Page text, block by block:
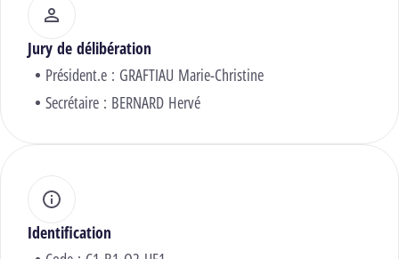
Jury de délibération
Président.e : GRAFTIAU Marie-Christine
Secrétaire : BERNARD Hervé
Identification